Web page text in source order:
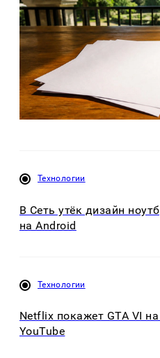
Технологии
В Сеть утёк дизайн
на Android
Технологии
Netflix покажет GTA VI
YouTube